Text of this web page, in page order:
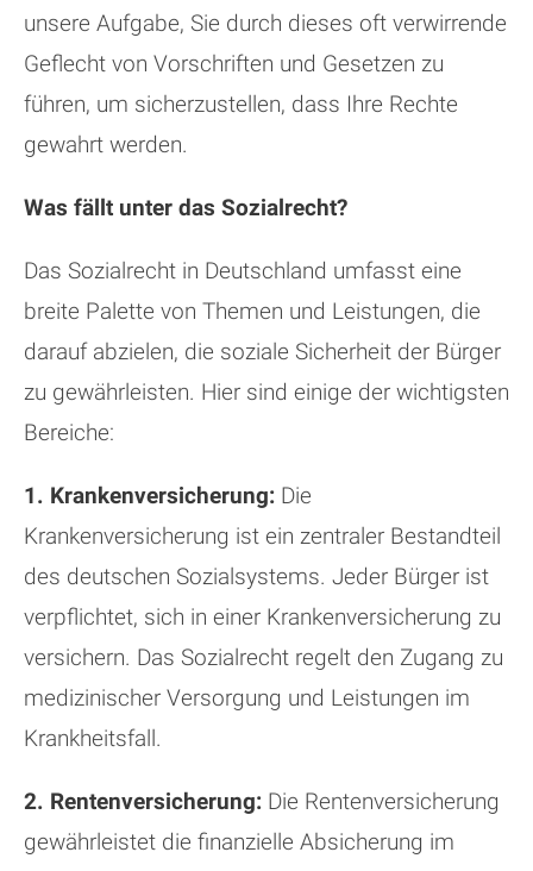
unsere Aufgabe, Sie durch dieses oft verwirrende
Geflecht von Vorschriften und Gesetzen zu
führen, um sicherzustellen, dass Ihre Rechte
gewahrt werden.
Was fällt unter das Sozialrecht?
Das Sozialrecht in Deutschland umfasst eine
breite Palette von Themen und Leistungen, die
darauf abzielen, die soziale Sicherheit der Bürger
zu gewährleisten. Hier sind einige der wichtigsten
Bereiche:
1. Krankenversicherung: Die
Krankenversicherung ist ein zentraler Bestandteil
des deutschen Sozialsystems. Jeder Bürger ist
verpflichtet, sich in einer Krankenversicherung zu
versichern. Das Sozialrecht regelt den Zugang zu
medizinischer Versorgung und Leistungen im
Krankheitsfall.
2. Rentenversicherung: Die Rentenversicherung
gewährleistet die finanzielle Absicherung im